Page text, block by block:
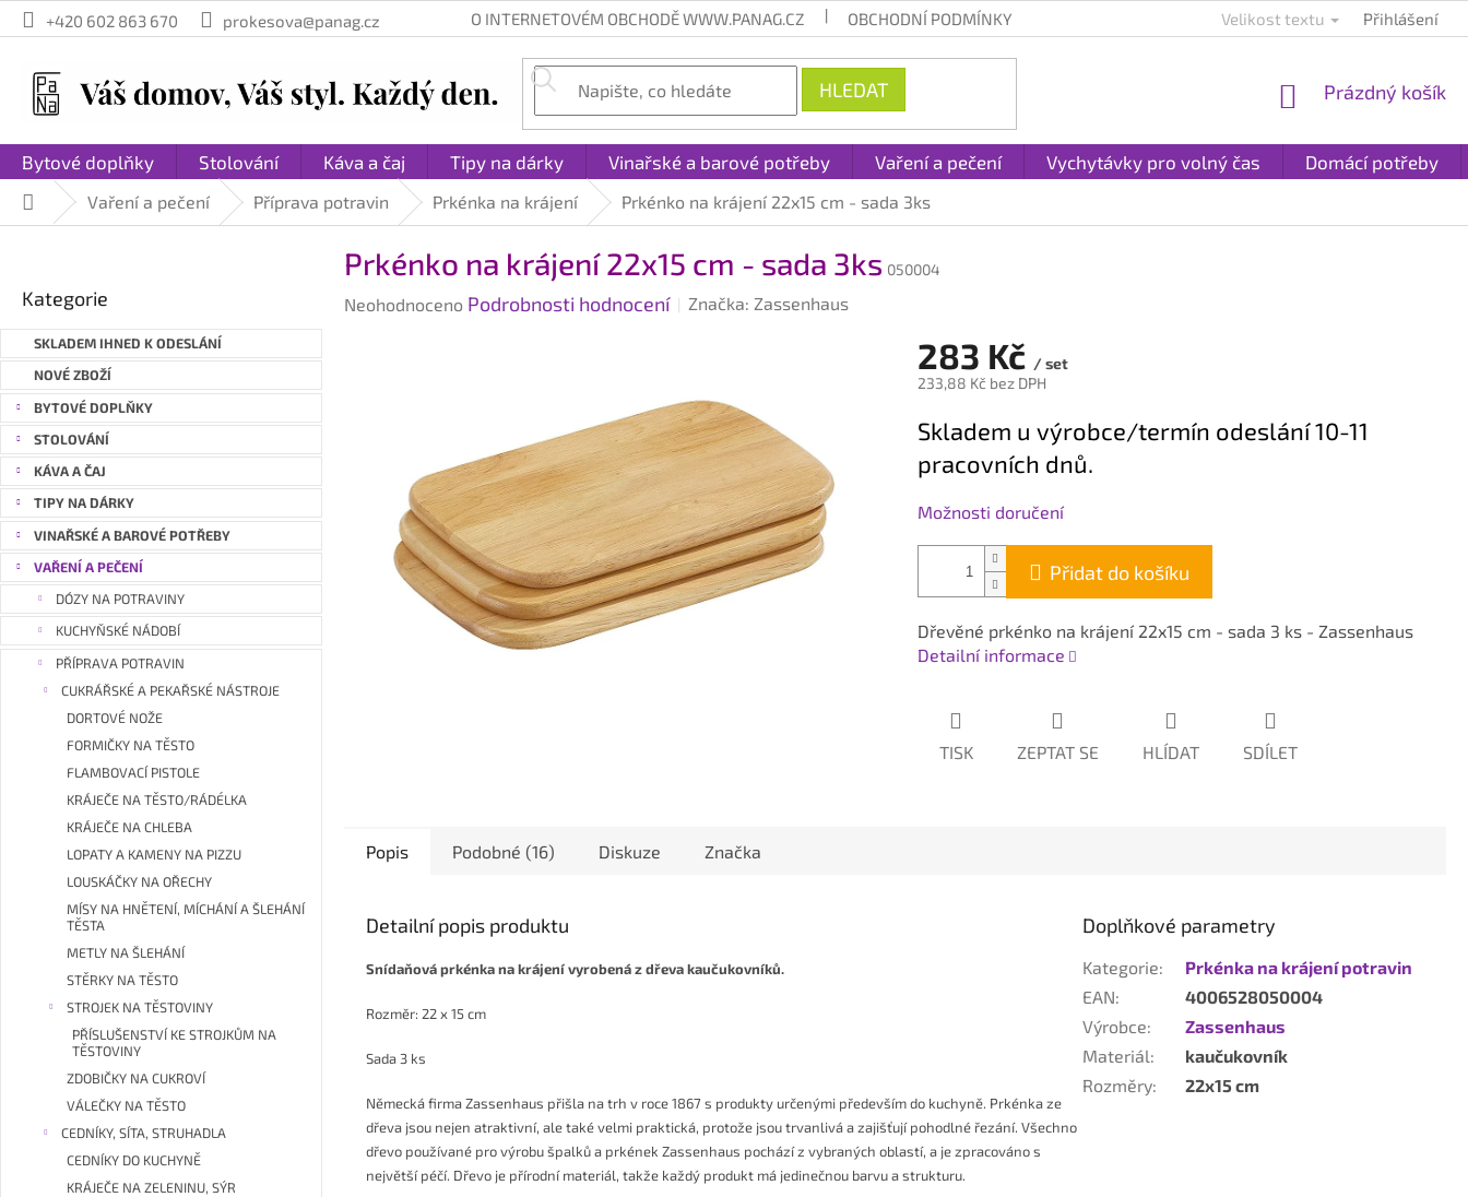
Přejít
na
+420 602 863 670 prokesova@panag.cz O INTERNETOVÉM OBCHODĚ WWW.PANAG.CZ OBCHODNÍ PODMÍNKY PLATBA A DOPRAVA REKLAMACE
Velikost textu Přihlášení
HLEDAT
NÁKUPNÍ
Prázdný košík
Bytové doplňky Stolování Káva a čaj Tipy na dárky Vinařské a barové potřeby Vaření a pečení Vychytávky pro volný čas Domácí potřeby
DomůVaření a pečení Příprava potravin Prkénka na krájení Prkénko na krájení 22x15 cm - sada 3ks
a
n
n
í
n
e
l
kategorie
Kategorie
SKLADEM IHNED K ODESLÁNÍ
NOVÉ ZBOŽÍ
BYTOVÉ DOPLŇKY
STOLOVÁNÍ
KÁVA A ČAJ
TIPY NA DÁRKY
VINAŘSKÉ A BAROVÉ POTŘEBY
VAŘENÍ A PEČENÍ
DÓZY NA POTRAVINY
KUCHYŇSKÉ NÁDOBÍ
PŘÍPRAVA POTRAVIN
CUKRÁŘSKÉ A PEKAŘSKÉ NÁSTROJE
DORTOVÉ NOŽE
FORMIČKY NA TĚSTO
FLAMBOVACÍ PISTOLE
KRÁJEČE NA TĚSTO/RÁDÉLKA
KRÁJEČE NA CHLEBA
LOPATY A KAMENY NA PIZZU
LOUSKÁČKY NA OŘECHY
MÍSY NA HNĚTENÍ, MÍCHÁNÍ A ŠLEHÁNÍ
TĚSTA
METLY NA ŠLEHÁNÍ
STĚRKY NA TĚSTO
STROJEK NA TĚSTOVINY
PŘÍSLUŠENSTVÍ KE STROJKŮM NA
TĚSTOVINY
ZDOBIČKY NA CUKROVÍ
VÁLEČKY NA TĚSTO
CEDNÍKY, SÍTA, STRUHADLA
CEDNÍKY DO KUCHYNĚ
KRÁJEČE NA ZELENINU, SÝR
Prkénko na krájení 22x15 cm - sada 3ks 050004
Průměrné
Neohodnoceno Podrobnosti hodnocení Značka: Zassenhaus
283 Kč / set
233,88 Kč bez DPH
cena:
Skladem u výrobce/termín odeslání 10-11
pracovních dnů.
Možnosti doručení
Přidat do košíku
Dřevěné prkénko na krájení 22x15 cm - sada 3 ks - Zassenhaus
Detailní informace
TISK ZEPTAT SE HLÍDAT SDÍLET
Popis Podobné (16) Diskuze Značka
Detailní popis produktu
Snídaňová prkénka na krájení vyrobená z dřeva kaučukovníků.
Rozměr: 22 x 15 cm
Sada 3 ks
Německá firma Zassenhaus přišla na trh v roce 1867 s produkty určenými především do kuchyně. Prkénka ze
dřeva jsou nejen atraktivní, ale také velmi praktická, protože jsou trvanlivá a zajišťují pohodlné řezání. Všechno
dřevo používané pro výrobu špalků a prkének Zassenhaus pochází z vybraných oblastí, a je zpracováno s
největší péčí. Dřevo je přírodní materiál, takže každý produkt má jedinečnou barvu a strukturu.
Doplňkové parametry
Kategorie:
Prkénka na krájení potravin
EAN:
4006528050004
Výrobce:
Zassenhaus
Materiál:
kaučukovník
Rozměry: 22x15 cm